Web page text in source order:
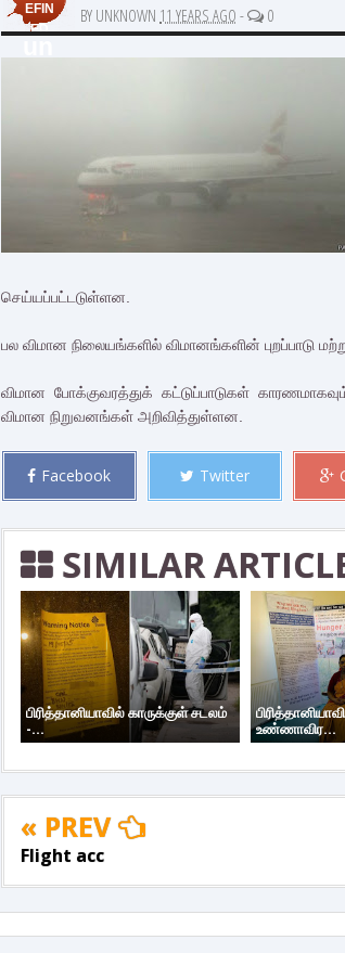
EFIN
ED
BY UNKNOWN 11 YEARS AGO - 0
செய்யப்பட்டடுள்ளன.
பல விமான நிலையங்களில் விமானங்களின் புறப்பாடு
விமான போக்குவரத்துக் கட்டுப்பாடுகள்
விமான நிறுவனங்கள் அறிவித்துள்ளன.
Facebook Twitter
SIMILAR
பிரித்தானியாவில் காருக்குள் சடலம்
-...
உண்ணாவிர...
« PREV
Flight acc